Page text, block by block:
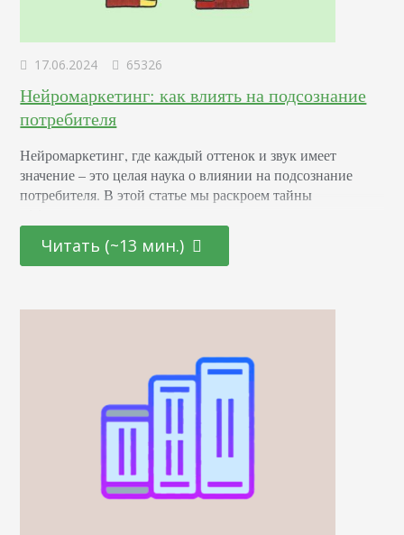
17.06.2024 65326
Нейромаркетинг: как влиять на подсознание
потребителя
Нейромаркетинг, где каждый оттенок и звук имеет
значение – это целая наука о влиянии на подсознание
потребителя. В этой статье мы раскроем тайны
последних достижениях в области психологии и
нейронаук. От подбора цветовой палитры до создания
человеческого сознания для повышения интереса и
Читать (~13 мин.)